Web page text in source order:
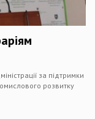
за підтримки
розвитку